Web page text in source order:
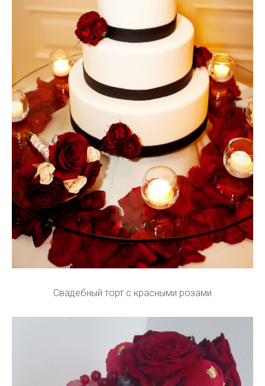
Свадебный торт с красными розами